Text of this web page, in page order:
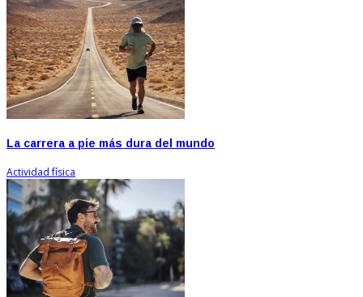
La carrera a pie más dura del mundo
Actividad física